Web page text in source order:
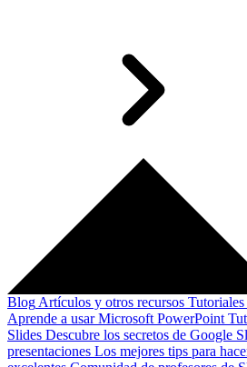
Blog Artículos y otros recursos
Aprende a usar Microsoft PowerPoint
Slides Descubre los secretos de Google
presentaciones Los mejores tips para